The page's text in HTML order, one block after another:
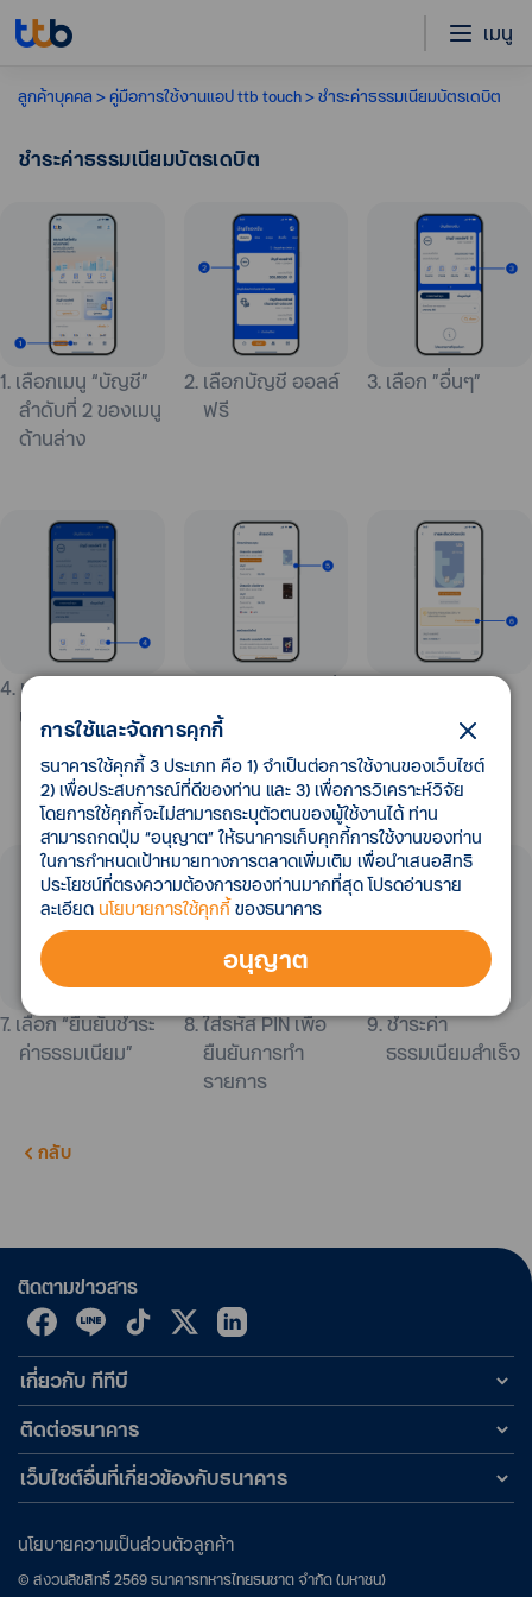
เมนู
ลูกค้าบุคคล คู่มือการใช้งานแอป ttb touch ชำระค่าธรรมเนียมบัตรเดบิต
ชำระค่าธรรมเนียมบัตรเดบิต
1. เลือกเมนู “บัญชี”
ลำดับที่ 2 ของเมนู
ด้านล่าง
2. เลือกบัญชี ออลล์
ฟรี
3. เลือก ​”อื่นๆ”
4. เลือก “จัดการ
บัตรเดบิต”​
มีสถานะ “ค้าง
ชำระค่า
ธรรมเนียม”
6. เลือก “ชำระค่า
ธรรมเนียม”
7. เลือก “ยืนยันชำระ
ค่าธรรมเนียม”
8. ใส่รหัส PIN เพื่อ
ยืนยันการทำ
รายการ
9. ชำระค่า
ธรรมเนียมสำเร็จ
กลับ
การใช้และจัดการคุกกี้
ธนาคารใช้คุกกี้ 3 ประเภท คือ 1) จำเป็นต่อการใช้งานของเว็บไซต์
2) เพื่อประสบการณ์ที่ดีของท่าน และ 3) เพื่อการวิเคราะห์วิจัย
โดยการใช้คุกกี้จะไม่สามารถระบุตัวตนของผู้ใช้งานได้ ท่าน
สามารถกดปุ่ม “อนุญาต” ให้ธนาคารเก็บคุกกี้การใช้งานของท่าน
ในการกำหนดเป้าหมายทางการตลาดเพิ่มเติม เพื่อนำเสนอสิทธิ
ประโยชน์ที่ตรงความต้องการของท่านมากที่สุด โปรดอ่านราย
ละเอียด นโยบายการใช้คุกกี้ ของธนาคาร
อนุญาต
ติดตามข่าวสาร
เกี่ยวกับ ทีทีบี
ติดต่อธนาคาร
เว็บไซต์อื่นที่เกี่ยวข้องกับธนาคาร
© สงวนลิขสิทธิ์2569ธนาคารทหารไทยธนชาต จำกัด (มหาชน)
นโยบายความเป็นส่วนตัวลูกค้า